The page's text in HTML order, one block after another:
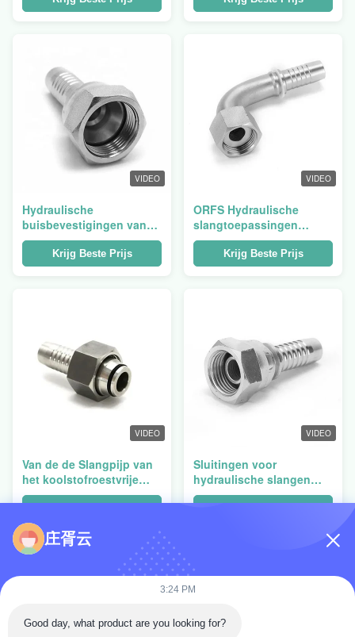
VIDEO
Hydraulische
buisbevestigingen van
koolstofstaal JIC
Weatherhead
Hydraulische
Krijg Beste Prijs
VIDEO
ORFS Hydraulische
slangtoepassingen
Vrouwelijke platte
afdichting 45 graden
Elmboog
Krijg Beste Prijs
VIDEO
Van de de Slangpijp van
het koolstofroestvrije
staal de Hydraulische
O-ring van de de
Pijpmontage
VIDEO
Sluitingen voor
hydraulische slangen
van buizen rechte BSP
庄胥云
3:24 PM
Good day, what product are you looking for?